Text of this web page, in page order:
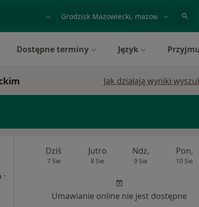
Dostępne terminy Język
Jak działają wyniki
·
Dziś
7 Sie
Jutro
8 Sie
Ndz,
9 Sie
Pon,
10 Sie
Umawianie online nie jest dostępne